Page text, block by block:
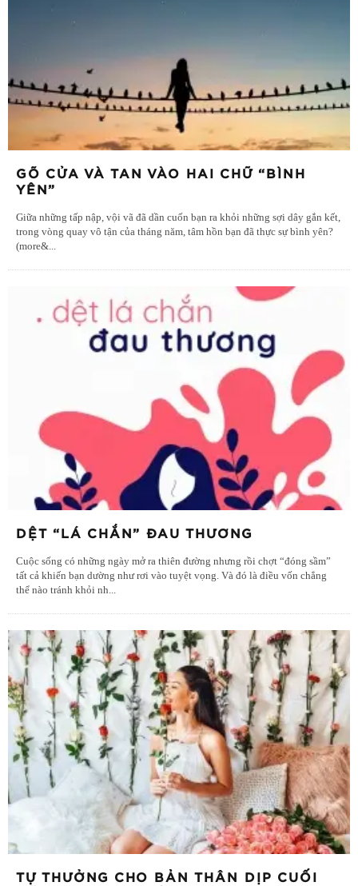
GÕ CỬA VÀ TAN VÀO HAI CHỮ “BÌNH
YÊN”
Giữa những tấp nập, vội vã đã dần cuốn bạn ra khỏi những sợi dây gắn kết,
trong vòng quay vô tận của tháng năm, tâm hồn bạn đã thực sự bình yên?
(more&...
DỆT “LÁ CHẮN” ĐAU THƯƠNG
Cuộc sống có những ngày mở ra thiên đường nhưng rồi chợt “đóng sầm”
tất cả khiến bạn dường như rơi vào tuyệt vọng. Và đó là điều vốn chẳng
thể nào tránh khỏi nh...
TỰ THƯỞNG CHO BẢN THÂN DỊP CUỐI